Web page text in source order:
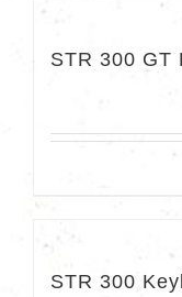
STR 300 GT
STR 300